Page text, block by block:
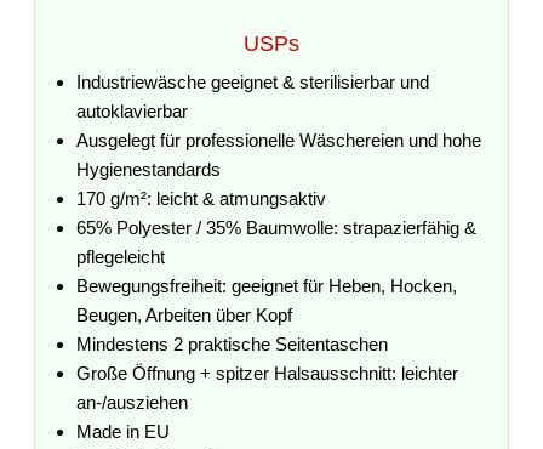
USPs
Industriewäsche geeignet & sterilisierbar und
autoklavierbar
Ausgelegt für professionelle Wäschereien und hohe
Hygienestandards
170 g/m²: leicht & atmungsaktiv
65% Polyester / 35% Baumwolle: strapazierfähig &
pflegeleicht
Bewegungsfreiheit: geeignet für Heben, Hocken,
Beugen, Arbeiten über Kopf
Mindestens 2 praktische Seitentaschen
Große Öffnung + spitzer Halsausschnitt: leichter
an-/ausziehen
Made in EU